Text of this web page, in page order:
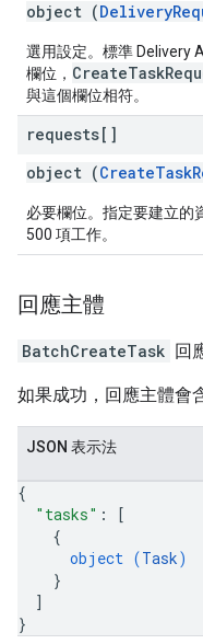
object (
選用設定。標準 Delivery
欄位，
與這個欄位相符。
requests[]
object (
必要欄位。指定要建立的
500 項工作。
回應主體
BatchCreateTask 回
如果成功，回應主體會
JSON 表示法
{
"tasks" :
[
{
object (Task)
}
]
}